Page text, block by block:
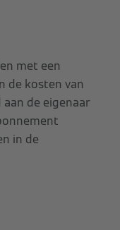
met een
de kosten van
de eigenaar
in de